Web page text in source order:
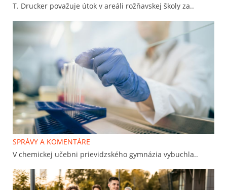
T. Drucker považuje útok v areáli rožňavskej školy za..
SPRÁVY A KOMENTÁRE
V chemickej učebni prievidzského gymnázia vybuchla..